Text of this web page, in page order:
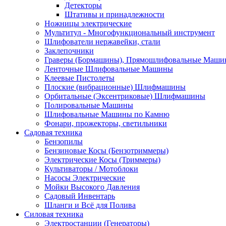
Детекторы
Штативы и принадлежности
Ножницы электрические
Мультитул - Многофункциональный инструмент
Шлифователи нержавейки, стали
Заклепочники
Граверы (Бормашины), Прямошлифовальные
Ленточные Шлифовальные Машины
Клеевые Пистолеты
Плоские (вибрационные) Шлифмашины
Орбитальные (Эксентриковые) Шлифмашины
Полировальные Машины
Шлифовальные Машины по Камню
Фонари, прожекторы, светильники
Садовая техника
Бензопилы
Бензиновые Косы (Бензотриммеры)
Электрические Косы (Триммеры)
Культиваторы / Мотоблоки
Насосы Электрические
Мойки Высокого Давления
Садовый Инвентарь
Шланги и Всё для Полива
Силовая техника
Электростанции (Генераторы)